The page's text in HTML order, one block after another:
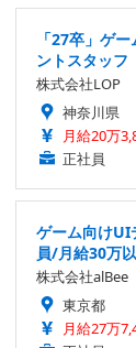
「27卒」ゲ
ントスタッフ
株式会社LOP
神奈川県
月給20万
正社員
ゲーム向けUI
員/月給30万
株式会社alBee
東京都
月給27万